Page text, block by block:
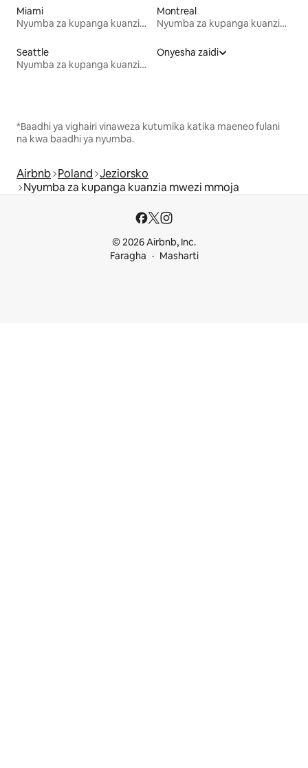
Miami
Nyumba za kupanga kuanzia mwezi mmoja
Montreal
Nyumba za kupanga kuanzia mwezi mmoja
Seattle
Nyumba za kupanga kuanzia mwezi mmoja
Onyesha zaidi
*Baadhi ya vighairi vinaweza kutumika katika maeneo fulani
na kwa baadhi ya nyumba.
Airbnb Poland Jeziorsko
Nyumba za kupanga kuanzia mwezi mmoja
© 2026 Airbnb, Inc.
Faragha
Masharti